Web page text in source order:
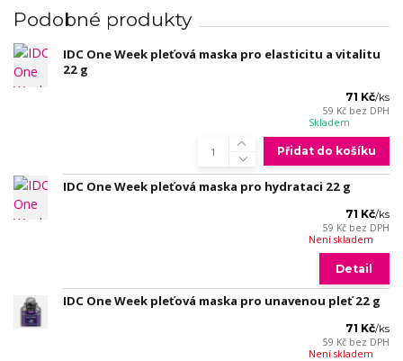
Podobné produkty
IDC One Week pleťová maska pro elasticitu a vitalitu
22 g
71 Kč/ks
59 Kč bez DPH
Skladem
Přidat do košíku
IDC One Week pleťová maska pro hydrataci 22 g
71 Kč/ks
59 Kč bez DPH
Není skladem
Detail
IDC One Week pleťová maska pro unavenou pleť 22 g
71 Kč/ks
59 Kč bez DPH
Není skladem